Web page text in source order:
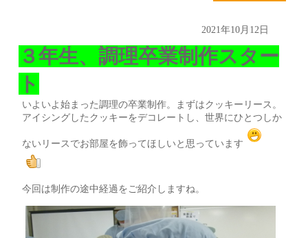
2021年10月12日
３年生、調理卒業制作スター
ト
いよいよ始まった調理の卒業制作。まずはクッキーリース。
アイシングしたクッキーをデコレートし、世界にひとつしか
ないリースでお部屋を飾ってほしいと思っています
今回は制作の途中経過をご紹介しますね。